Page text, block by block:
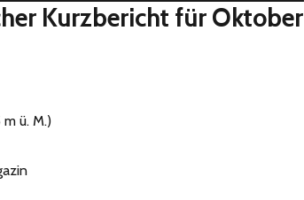
Kurzbericht für Oktober
ü. M.)